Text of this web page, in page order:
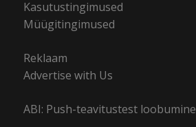
Kasutustingimused
Müügitingimused
Reklaam
Advertise with Us
ABI: Push-teavitustest loobumine